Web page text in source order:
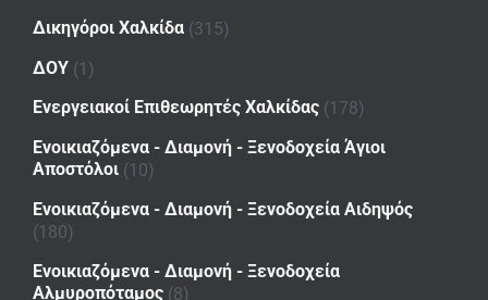
Δικηγόροι Χαλκίδα (315)
ΔΟΥ (1)
Ενεργειακοί Επιθεωρητές Χαλκίδας (178)
Ενοικιαζόμενα - Διαμονή - Ξενοδοχεία Άγιοι
Αποστόλοι (10)
Ενοικιαζόμενα - Διαμονή - Ξενοδοχεία Αιδηψός
(180)
Ενοικιαζόμενα - Διαμονή - Ξενοδοχεία
Αλμυροπόταμος (8)